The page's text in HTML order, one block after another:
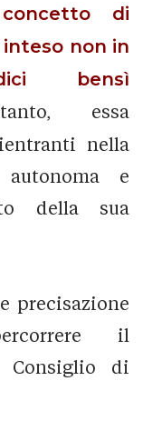
di
non in
bensì
essa
nella
autonoma e
della sua
precisazione
il
Consiglio di